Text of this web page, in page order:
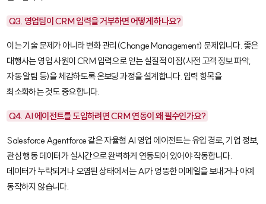
Q3. 영업팀이 CRM 입력을 거부하면 어떻게 하나요?
이는 기술 문제가 아니라 변화 관리(Change Management) 문제입니다. 좋은
대행사는 영업 사원이 CRM 입력으로 얻는 실질적 이점(사전 고객 정보 파악,
자동 알림 등)을 체감하도록 온보딩 과정을 설계합니다. 입력 항목을
최소화하는 것도 중요합니다.
Q4. AI 에이전트를 도입하려면 CRM 연동이 왜 필수인가요?
Salesforce Agentforce같은 자율형 AI 영업 에이전트는 유입 경로, 기업 정보,
관심 행동 데이터가 실시간으로 완벽하게 연동되어 있어야 작동합니다.
데이터가 누락되거나 오염된 상태에서는 AI가 엉뚱한 이메일을 보내거나 아예
동작하지 않습니다.